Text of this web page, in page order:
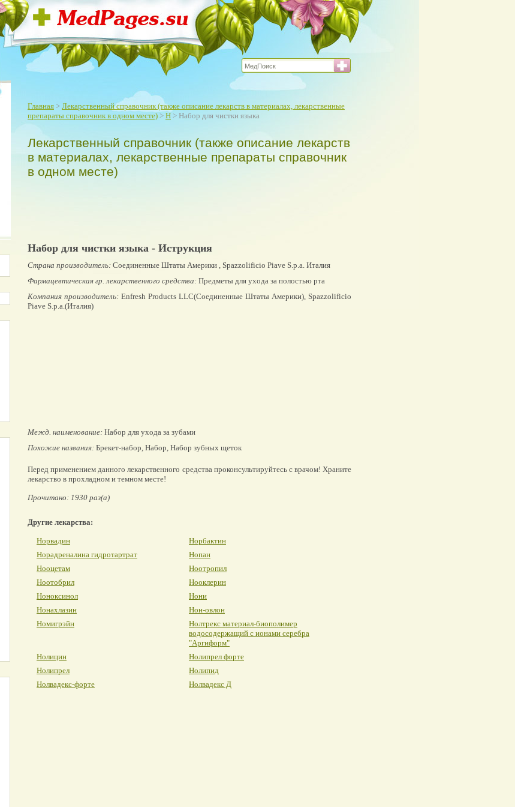
Главная > Лекарственный справочник (также описание лекарств в материалах, лекарственные
препараты справочник в одном месте) > Н > Набор для чистки языка
Лекарственный справочник (также описание лекарств
в материалах, лекарственные препараты справочник
в одном месте)
Набор для чистки языка - Иструкция
Страна производитель: Соединенные Штаты Америки , Spazzolificio Piave S.p.a. Италия
Фармацевтическая гр. лекарственного средства: Предметы для ухода за полостью рта
Компания производитель: Enfresh Products LLC(Соединенные Штаты Америки), Spazzolificio
Piave S.p.a.(Италия)
Межд. наименование: Набор для ухода за зубами
Похожие названия: Брекет-набор, Набор, Набор зубных щеток
Перед применением данного лекарственного средства проконсультируйтесь с врачом! Храните
лекарство в прохладном и темном месте!
Прочитано: 1930 раз(а)
Другие лекарства:
Норвадин
Норбактин
Норадреналина гидротартрат
Нопан
Нооцетам
Ноотропил
Ноотобрил
Нооклерин
Ноноксинол
Нони
Нонахлазин
Нон-овлон
Номигрэйн
Нолтрекс материал-биополимер
водосодержащий с ионами серебра
"Аргиформ"
Нолицин
Нолипрел форте
Нолипрел
Нолипид
Нолвадекс-форте
Нолвадекс Д